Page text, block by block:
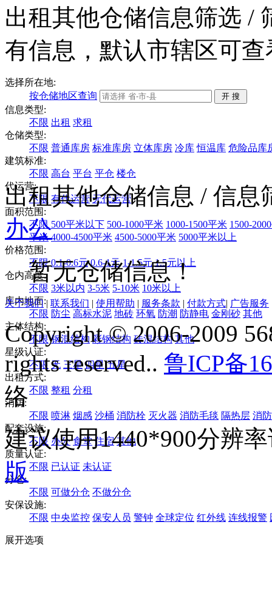
出租其他仓储信息筛选 /
有信息，默认市辖区可
选择所在地:
按仓储地区查询
信息类型:
不限 出租 求租
仓储类型:
不限 普通库房 标准库房 立体库房 冷库 恒温库 危险品库
建筑标准:
不限 高台 平台 平仓 楼仓
代运营:
不限 有代运营 无代运营
面积范围:
不限 500平米以下 500-1000平米 1000-1500平米 1500-
平米 4000-4500平米 4500-5000平米 5000平米以上
价格范围:
不限 0.1-0.6元 0.6-1元 1-1.5元 1.5元以上
仓内高度:
不限 3米以内 3-5米 5-10米 10米以上
库内地面:
不限 防尘 高标水泥 地砖 环氧 防潮 防静电 金刚砂 其他
主体结构:
不限 钢混结构 彩钢结构 砖混结构 其他
星级认证:
不限 无 三星 四星 五星
出租方式:
不限 整租 分租
消防:
不限 喷淋 烟感 沙桶 消防栓 灭火器 消防毛毯 隔热层 消
配套设施:
不限 办公 食堂 住宿 其他
质量认证:
不限 已认证 未认证
分仓:
不限 可做分仓 不做分仓
安保设施:
不限 中央监控 保安人员 警钟 全球定位 红外线 连线报警
展开选项
出租其他仓储信息 / 信息
办公
暂无仓储信息！
关于我们| 联系我们 | 使用帮助 | 服务条款 | 付款方式| 广告服务
Copyright © 2006-2009
rights reserved.. 鲁ICP备
络
建议使用1440*900分辨
版